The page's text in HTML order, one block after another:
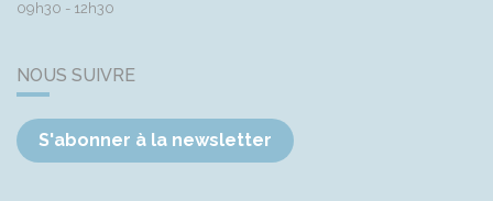
09h30 - 12h30
NOUS SUIVRE
S'abonner à la newsletter